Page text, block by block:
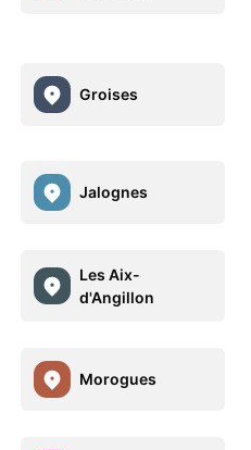
Groises
Jalognes
Les Aix-
d'Angillon
Morogues